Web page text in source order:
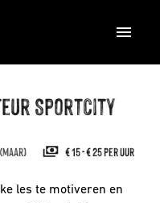
SportCity
) € 15 - € 25 per uur
les te motiveren en